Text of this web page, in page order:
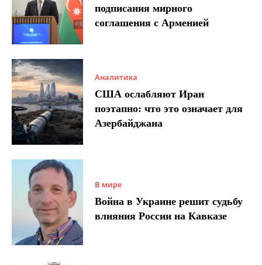
подписания мирного
соглашения с Арменией
Аналитика
США ослабляют Иран
поэтапно: что это означает для
Азербайджана
В мире
Война в Украине решит судьбу
влияния России на Кавказе